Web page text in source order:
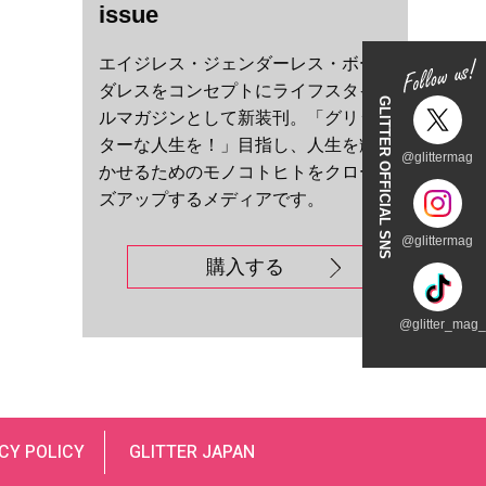
GLITTER OFFICIAL SNS @glittermag
@glittermag
issue
エイジレス・ジェンダーレス・ボー
ダレスをコンセプトにライフスタイ
ルマガジンとして新装刊。「グリッ
ターな人生を！」目指し、人生を輝
かせるためのモノコトヒトをクロー
ズアップするメディアです。
購入する
POLICY GLITTER JAPAN